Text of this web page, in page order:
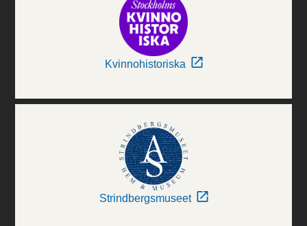
Kvinnohistoriska
Strindbergsmuseet